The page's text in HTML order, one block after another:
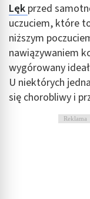
Lęk przed
uczuciem, które
niższym
nawiązywaniem
wygórowany
U niektórych
się chorobliwy i
Reklama